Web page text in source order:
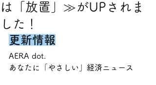
は「放置」≫がUPされま
した！
更新情報
AERA dot.
あなたに「やさしい」経済ニュース